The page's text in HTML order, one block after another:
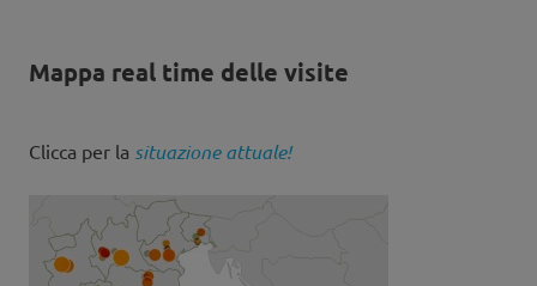
Mappa real time delle visite
Clicca per la situazione attuale!